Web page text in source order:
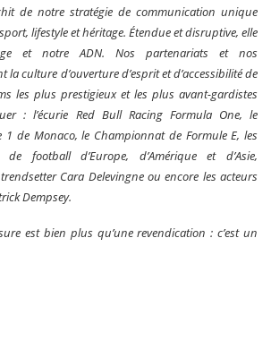
de notre stratégie de communication unique
lifestyle et héritage. Étendue et disruptive, elle
et notre ADN. Nos partenariats et nos
culture d’ouverture d’esprit et d’accessibilité de
les plus prestigieux et les plus avant-gardistes
: l’écurie Red Bull Racing Formula One, le
1 de Monaco, le Championnat de Formule E, les
football d’Europe, d’Amérique et d’Asie,
Cara Delevingne ou encore les acteurs
Dempsey.
est bien plus qu’une revendication : c’est un